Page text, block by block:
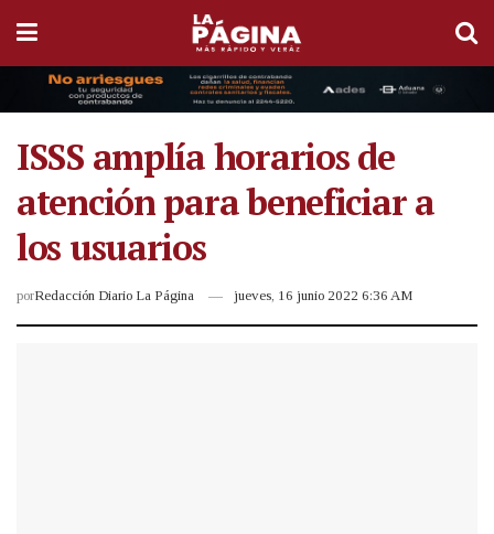
ISSS amplía horarios de
atención para beneficiar a
los usuarios
porRedacción Diario La Página jueves, 16 junio 2022 6:36 AM